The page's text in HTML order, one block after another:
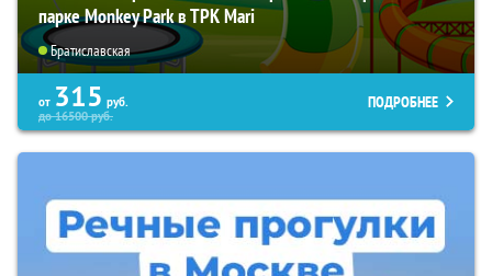
парке Monkey Park в ТРК Mari
Братиславская
от 315 руб.
до16500руб.
ПОДРОБНЕЕ